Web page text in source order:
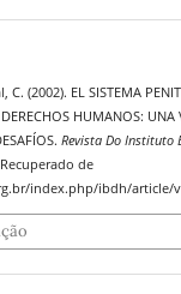
(2002). EL SISTEMA
DERECHOS HUMANOS:
Revista Do Instituto
de
index.php/ibdh/article/